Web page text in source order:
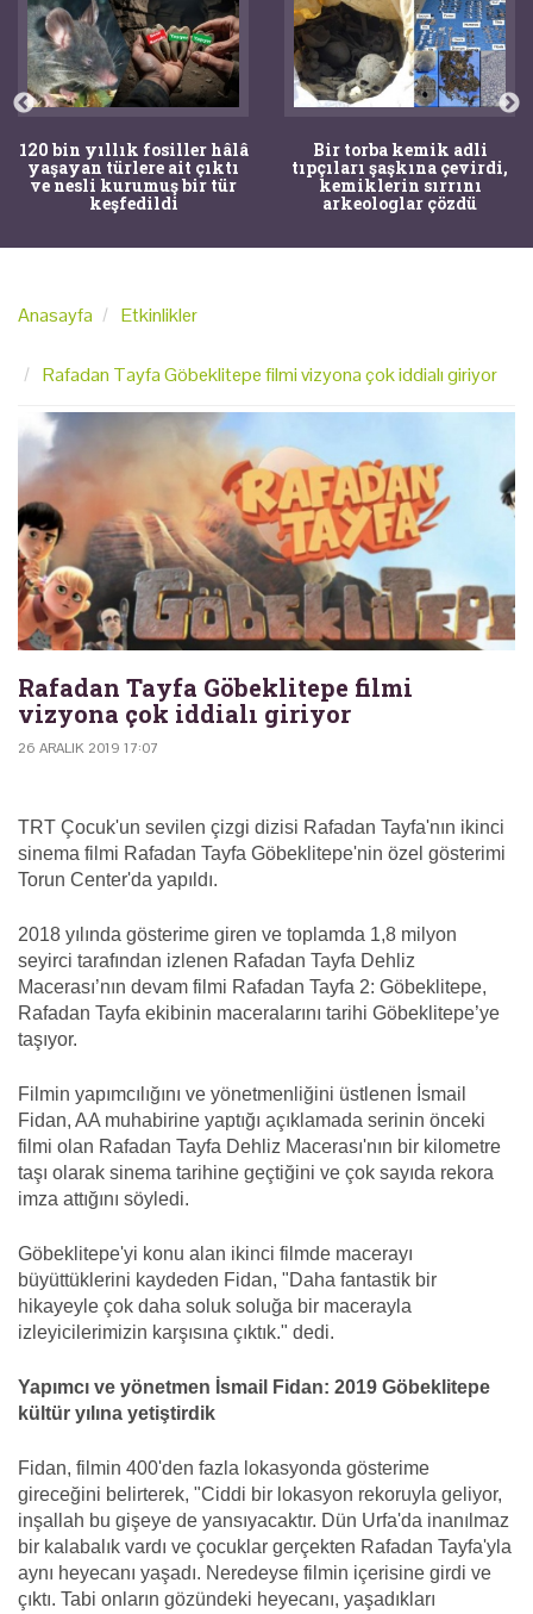
120 bin yıllık fosiller hâlâ
yaşayan türlere ait çıktı
ve nesli kurumuş bir tür
keşfedildi
Bir torba kemik adli
tıpçıları şaşkına çevirdi,
kemiklerin sırrını
arkeologlar çözdü
Anasayfa Etkinlikler
Rafadan Tayfa Göbeklitepe filmi vizyona çok iddialı giriyor
Rafadan Tayfa Göbeklitepe filmi
vizyona çok iddialı giriyor
26 ARALIK 2019 17:07
TRT Çocuk'un sevilen çizgi dizisi Rafadan Tayfa'nın ikinci
sinema filmi Rafadan Tayfa Göbeklitepe'nin özel gösterimi
Torun Center'da yapıldı.
2018 yılında gösterime giren ve toplamda 1,8 milyon
seyirci tarafından izlenen Rafadan Tayfa Dehliz
Macerası’nın devam filmi Rafadan Tayfa 2: Göbeklitepe,
Rafadan Tayfa ekibinin maceralarını tarihi Göbeklitepe’ye
taşıyor.
Filmin yapımcılığını ve yönetmenliğini üstlenen İsmail
Fidan, AA muhabirine yaptığı açıklamada serinin önceki
filmi olan Rafadan Tayfa Dehliz Macerası'nın bir kilometre
taşı olarak sinema tarihine geçtiğini ve çok sayıda rekora
imza attığını söyledi.
Göbeklitepe'yi konu alan ikinci filmde macerayı
büyüttüklerini kaydeden Fidan, "Daha fantastik bir
hikayeyle çok daha soluk soluğa bir macerayla
izleyicilerimizin karşısına çıktık." dedi.
Yapımcı ve yönetmen İsmail Fidan: 2019 Göbeklitepe
kültür yılına yetiştirdik
Fidan, filmin 400'den fazla lokasyonda gösterime
gireceğini belirterek, "Ciddi bir lokasyon rekoruyla geliyor,
inşallah bu gişeye de yansıyacaktır. Dün Urfa'da inanılmaz
bir kalabalık vardı ve çocuklar gerçekten Rafadan Tayfa'yla
aynı heyecanı yaşadı. Neredeyse filmin içerisine girdi ve
çıktı. Tabi onların gözündeki heyecanı, yaşadıkları